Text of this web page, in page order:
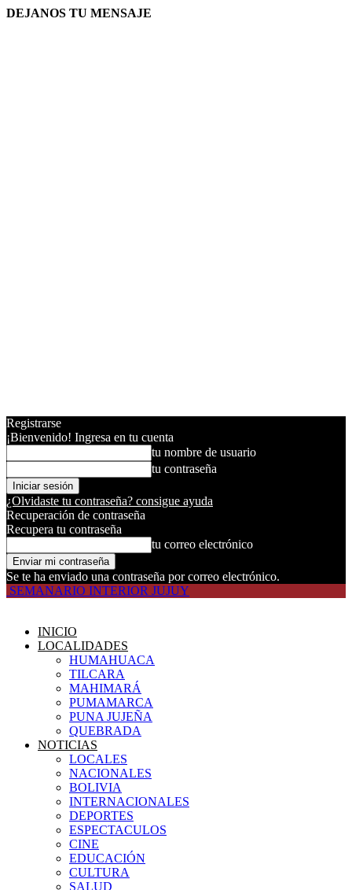
DEJANOS TU MENSAJE
Registrarse
¡Bienvenido! Ingresa en tu cuenta
tu nombre de usuario
tu contraseña
¿Olvidaste tu contraseña? consigue ayuda
Recuperación de contraseña
Recupera tu contraseña
tu correo electrónico
Se te ha enviado una contraseña por correo electrónico.
SEMANARIO INTERIOR JUJUY
INICIO
LOCALIDADES
HUMAHUACA
TILCARA
MAHIMARÁ
PUMAMARCA
PUNA JUJEÑA
QUEBRADA
NOTICIAS
LOCALES
NACIONALES
BOLIVIA
INTERNACIONALES
DEPORTES
ESPECTACULOS
CINE
EDUCACIÓN
CULTURA
SALUD